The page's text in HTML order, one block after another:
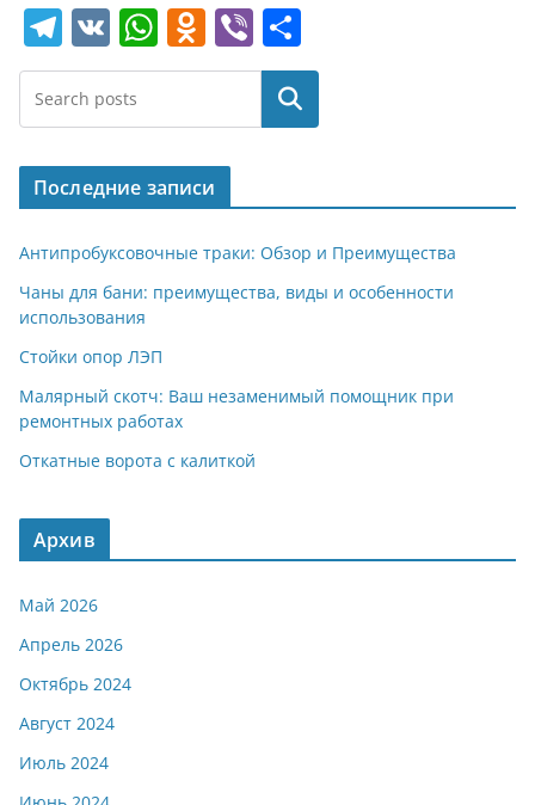
T
el
e
gr
a
m
V
K
W
h
s
A
p
p
O
d
o
kl
a
ss
ni
Vi
b
er
т
п
р
в
и
т
Поиск
Последние записи
Антипробуксовочные траки: Обзор и Преимущества
Чаны для бани: преимущества, виды и особенности
использования
Стойки опор ЛЭП
Малярный скотч: Ваш незаменимый помощник при
ремонтных работах
Откатные ворота с калиткой
Архив
Май 2026
Апрель 2026
Октябрь 2024
Август 2024
Июль 2024